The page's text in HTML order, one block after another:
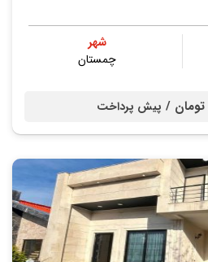
شهر
چمستان
پیش پرداخت